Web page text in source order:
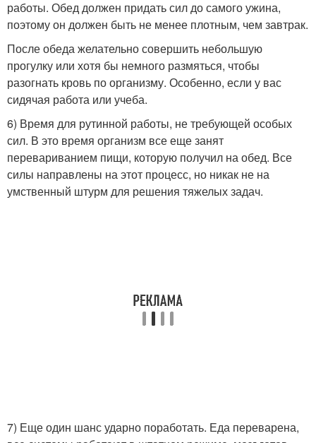
работы. Обед должен придать сил до самого ужина,
поэтому он должен быть не менее плотным, чем завтрак.
После обеда желательно совершить небольшую
прогулку или хотя бы немного размяться, чтобы
разогнать кровь по организму. Особенно, если у вас
сидячая работа или учеба.
6) Время для рутинной работы, не требующей особых
сил. В это время организм все еще занят
перевариванием пищи, которую получил на обед. Все
силы направлены на этот процесс, но никак не на
умственный штурм для решения тяжелых задач.
7) Еще один шанс ударно поработать. Еда переварена,